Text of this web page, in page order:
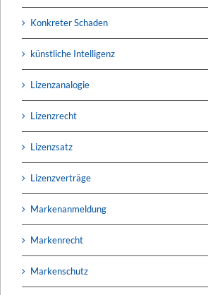
Konkreter Schaden
künstliche Intelligenz
Lizenzanalogie
Lizenzrecht
Lizenzsatz
Lizenzverträge
Markenanmeldung
Markenrecht
Markenschutz